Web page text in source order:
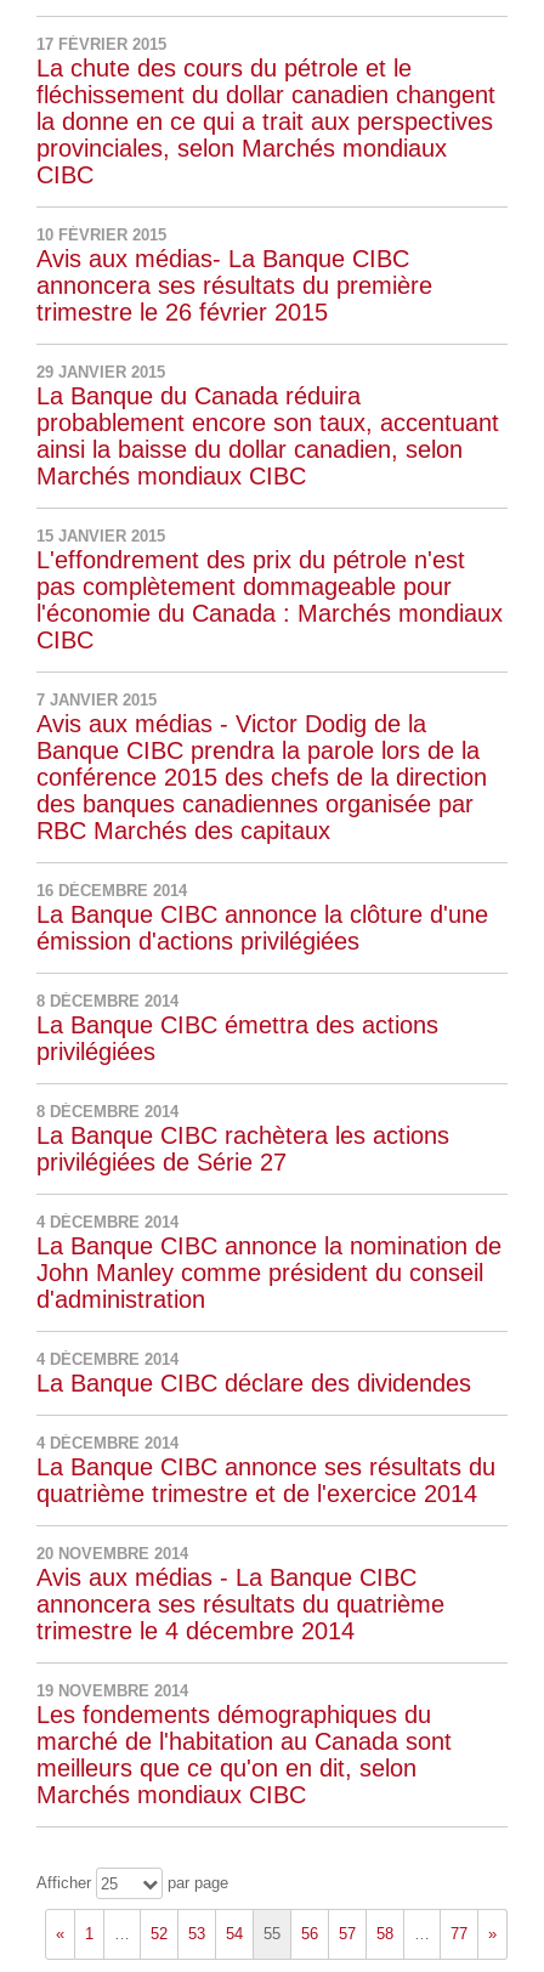
17 FÉVRIER 2015
La chute des cours du pétrole et le
fléchissement du dollar canadien changent
la donne en ce qui a trait aux perspectives
provinciales, selon Marchés mondiaux
CIBC
10 FÉVRIER 2015
Avis aux médias- La Banque CIBC
annoncera ses résultats du première
trimestre le 26 février 2015
29 JANVIER 2015
La Banque du Canada réduira
probablement encore son taux, accentuant
ainsi la baisse du dollar canadien, selon
Marchés mondiaux CIBC
15 JANVIER 2015
L'effondrement des prix du pétrole n'est
pas complètement dommageable pour
l'économie du Canada : Marchés mondiaux
CIBC
7 JANVIER 2015
Avis aux médias - Victor Dodig de la
Banque CIBC prendra la parole lors de la
conférence 2015 des chefs de la direction
des banques canadiennes organisée par
RBC Marchés des capitaux
16 DÉCEMBRE 2014
La Banque CIBC annonce la clôture d'une
émission d'actions privilégiées
8 DÉCEMBRE 2014
La Banque CIBC émettra des actions
privilégiées
8 DÉCEMBRE 2014
La Banque CIBC rachètera les actions
privilégiées de Série 27
4 DÉCEMBRE 2014
La Banque CIBC annonce la nomination de
John Manley comme président du conseil
d'administration
4 DÉCEMBRE 2014
La Banque CIBC déclare des dividendes
4 DÉCEMBRE 2014
La Banque CIBC annonce ses résultats du
quatrième trimestre et de l'exercice 2014
20 NOVEMBRE 2014
Avis aux médias - La Banque CIBC
annoncera ses résultats du quatrième
trimestre le 4 décembre 2014
19 NOVEMBRE 2014
Les fondements démographiques du
marché de l'habitation au Canada sont
meilleurs que ce qu'on en dit, selon
Marchés mondiaux CIBC
Afficher 25 par page
« 1 … 52 53 54 55 56 57 58 … 77 »